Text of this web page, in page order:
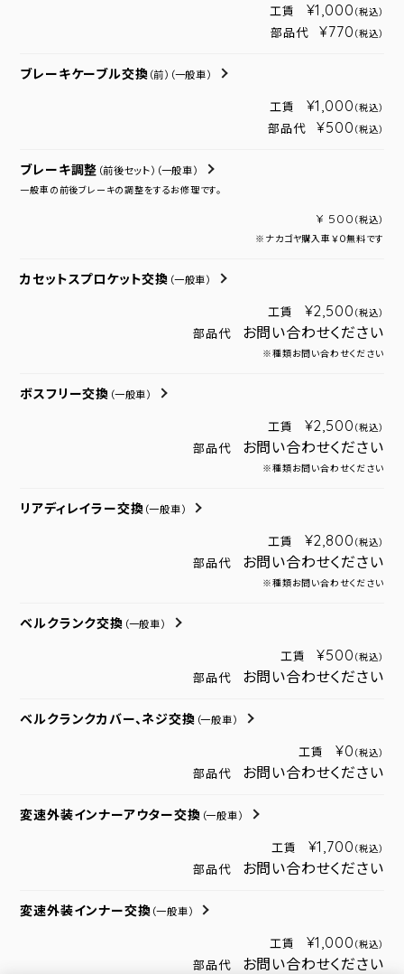
工賃 ¥1,000 （税込）
部品代 ¥770 （税込）
ブレーキケーブル交換 （前） （一般車）
工賃 ¥1,000 （税込）
部品代 ¥500 （税込）
ブレーキ調整 （前後セット） （一般車）
一般車の前後ブレーキの調整をするお修理です。
¥ 500 （税込）
※ナカゴヤ購入車￥０無料です
カセットスプロケット交換 （一般車）
工賃 ¥2,500 （税込）
部品代 お問い合わせください
※種類お問い合わせください
ボスフリー交換 （一般車）
工賃 ¥2,500 （税込）
部品代 お問い合わせください
※種類お問い合わせください
リアディレイラー交換 （一般車）
工賃 ¥2,800 （税込）
部品代 お問い合わせください
※種類お問い合わせください
ベルクランク交換 （一般車）
工賃 ¥500 （税込）
部品代 お問い合わせください
ベルクランクカバー、ネジ交換 （一般車）
工賃 ¥0 （税込）
部品代 お問い合わせください
変速外装インナーアウター交換 （一般車）
工賃 ¥1,700 （税込）
部品代 お問い合わせください
変速外装インナー交換 （一般車）
工賃 ¥1,000 （税込）
部品代 お問い合わせください